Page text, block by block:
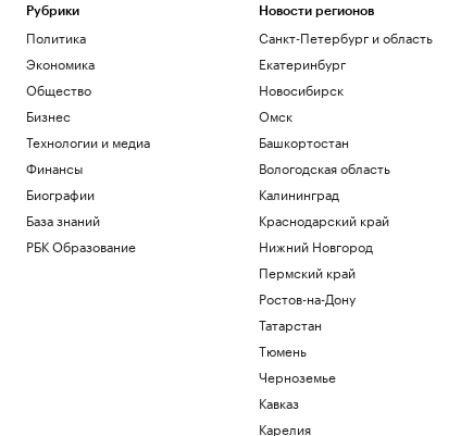
Рубрики
Политика
Экономика
Общество
Бизнес
Технологии и медиа
Финансы
Биографии
База знаний
РБК Образование
Новости регионов
Санкт-Петербург и область
Екатеринбург
Новосибирск
Омск
Башкортостан
Вологодская область
Калининград
Краснодарский край
Нижний Новгород
Пермский край
Ростов-на-Дону
Татарстан
Тюмень
Черноземье
Кавказ
Карелия